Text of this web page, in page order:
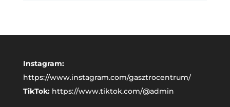
Instagram:
https://www.instagram.com/gasztrocentrum/
TikTok: https://www.tiktok.com/@admin